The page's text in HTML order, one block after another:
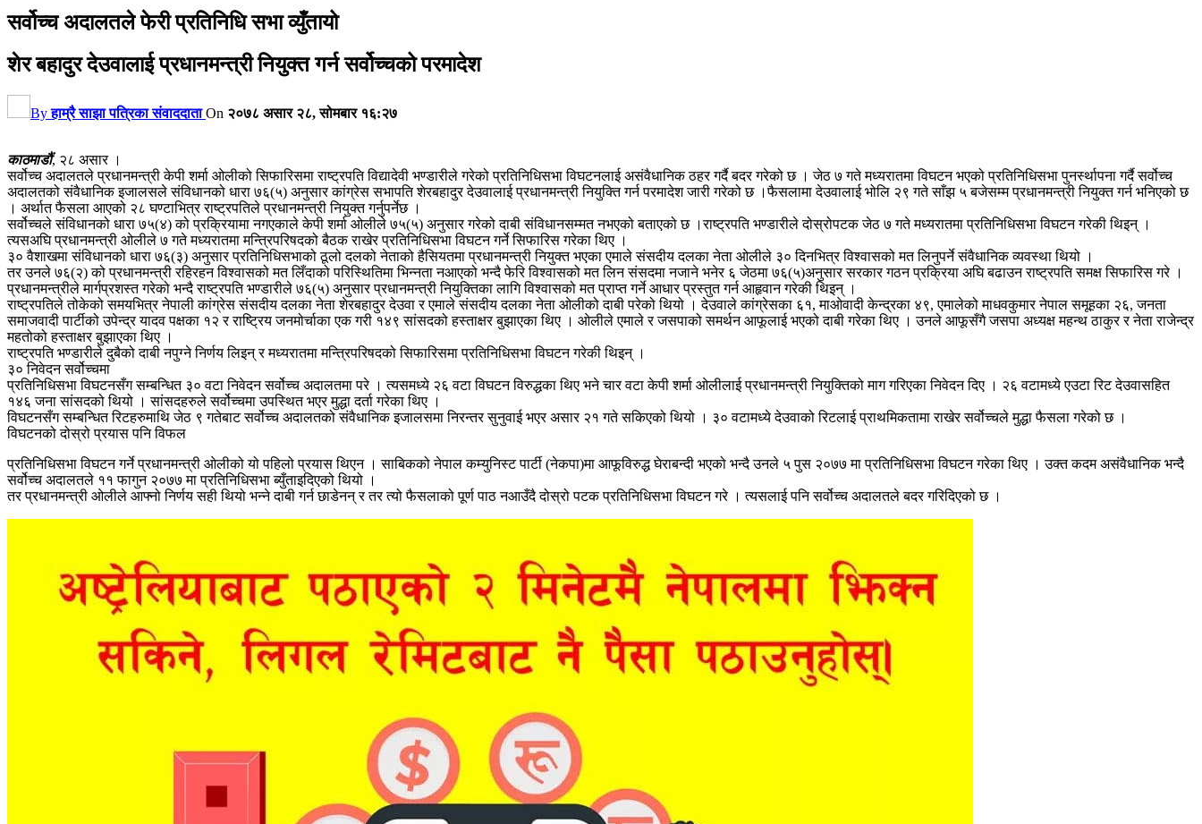
सर्वोच्च अदालतले फेरी प्रतिनिधि सभा व्युँतायो
शेर बहादुर देउवालाई प्रधानमन्त्री नियुक्त गर्न सर्वोच्चको परमादेश
Byहाम्रै साझा पत्रिका संवाददाता On २०७८ असार २८, सोमबार १६:२७
काठमाडौं, २८ असार ।
सर्वोच्च अदालतले प्रधानमन्त्री केपी शर्मा ओलीको सिफारिसमा राष्ट्रपति विद्यादेवी भण्डारीले गरेको प्रतिनिधिसभा विघटनलाई असंवैधानिक ठहर गर्दै बदर गरेको छ । जेठ ७ गते मध्यरातमा विघटन भएको प्रतिनिधिसभा पुनर्स्थापना गर्दै सर्वोच्च
अदालतको संवैधानिक इजालसले संविधानको धारा ७६(५) अनुसार कांग्रेस सभापति शेरबहादुर देउवालाई प्रधानमन्त्री नियुक्ति गर्न परमादेश जारी गरेको छ ।फैसलामा देउवालाई भोलि २९ गते साँझ ५ बजेसम्म प्रधानमन्त्री नियुक्त गर्न भनिएको छ
। अर्थात फैसला आएको २८ घण्टाभित्र राष्ट्रपतिले प्रधानमन्त्री नियुक्त गर्नुपर्नेछ ।
सर्वोच्चले संविधानको धारा ७५(४) को प्रक्रियामा नगएकाले केपी शर्मा ओलीले ७५(५) अनुसार गरेको दाबी संविधानसम्मत नभएको बताएको छ ।राष्ट्रपति भण्डारीले दोस्रोपटक जेठ ७ गते मध्यरातमा प्रतिनिधिसभा विघटन गरेकी थिइन् ।
त्यसअघि प्रधानमन्त्री ओलीले ७ गते मध्यरातमा मन्त्रिपरिषदको बैठक राखेर प्रतिनिधिसभा विघटन गर्ने सिफारिस गरेका थिए ।
३० वैशाखमा संविधानको धारा ७६(३) अनुसार प्रतिनिधिसभाको ठूलो दलको नेताको हैसियतमा प्रधानमन्त्री नियुक्त भएका एमाले संसदीय दलका नेता ओलीले ३० दिनभित्र विश्वासको मत लिनुपर्ने संवैधानिक व्यवस्था थियो ।
तर उनले ७६(२) को प्रधानमन्त्री रहिरहन विश्वासको मत लिँदाको परिस्थितिमा भिन्नता नआएको भन्दै फेरि विश्वासको मत लिन संसदमा नजाने भनेर ६ जेठमा ७६(५)अनुसार सरकार गठन प्रक्रिया अघि बढाउन राष्ट्रपति समक्ष सिफारिस गरे ।
प्रधानमन्त्रीले मार्गप्रशस्त गरेको भन्दै राष्ट्रपति भण्डारीले ७६(५) अनुसार प्रधानमन्त्री नियुक्तिका लागि विश्वासको मत प्राप्त गर्ने आधार प्रस्तुत गर्न आहृवान गरेकी थिइन् ।
राष्ट्रपतिले तोकेको समयभित्र नेपाली कांग्रेस संसदीय दलका नेता शेरबहादुर देउवा र एमाले संसदीय दलका नेता ओलीको दाबी परेको थियो । देउवाले कांग्रेसका ६१, माओवादी केन्द्रका ४९, एमालेको माधवकुमार नेपाल समूहका २६, जनता
समाजवादी पार्टीको उपेन्द्र यादव पक्षका १२ र राष्ट्रिय जनमोर्चाका एक गरी १४९ सांसदको हस्ताक्षर बुझाएका थिए । ओलीले एमाले र जसपाको समर्थन आफूलाई भएको दाबी गरेका थिए । उनले आफूसँगै जसपा अध्यक्ष महन्थ ठाकुर र नेता राजेन्द्र
महतोको हस्ताक्षर बुझाएका थिए ।
राष्ट्रपति भण्डारीले दुबैको दाबी नपुग्ने निर्णय लिइन् र मध्यरातमा मन्त्रिपरिषदको सिफारिसमा प्रतिनिधिसभा विघटन गरेकी थिइन् ।
३० निवेदन सर्वोच्चमा
प्रतिनिधिसभा विघटनसँग सम्बन्धित ३० वटा निवेदन सर्वोच्च अदालतमा परे । त्यसमध्ये २६ वटा विघटन विरुद्धका थिए भने चार वटा केपी शर्मा ओलीलाई प्रधानमन्त्री नियुक्तिको माग गरिएका निवेदन दिए । २६ वटामध्ये एउटा रिट देउवासहित
१४६ जना सांसदको थियो । सांसदहरुले सर्वोच्चमा उपस्थित भएर मुद्धा दर्ता गरेका थिए ।
विघटनसँग सम्बन्धित रिटहरुमाथि जेठ ९ गतेबाट सर्वोच्च अदालतको संवैधानिक इजालसमा निरन्तर सुनुवाई भएर असार २१ गते सकिएको थियो । ३० वटामध्ये देउवाको रिटलाई प्राथमिकतामा राखेर सर्वोच्चले मुद्धा फैसला गरेको छ ।
विघटनको दोस्रो प्रयास पनि विफल
प्रतिनिधिसभा विघटन गर्ने प्रधानमन्त्री ओलीको यो पहिलो प्रयास थिएन । साबिकको नेपाल कम्युनिस्ट पार्टी (नेकपा)मा आफूविरुद्ध घेराबन्दी भएको भन्दै उनले ५ पुस २०७७ मा प्रतिनिधिसभा विघटन गरेका थिए । उक्त कदम असंवैधानिक भन्दै
सर्वोच्च अदालतले ११ फागुन २०७७ मा प्रतिनिधिसभा ब्युँताइदिएको थियो ।
तर प्रधानमन्त्री ओलीले आफ्नो निर्णय सही थियो भन्ने दाबी गर्न छाडेनन् र तर त्यो फैसलाको पूर्ण पाठ नआउँदै दोस्रो पटक प्रतिनिधिसभा विघटन गरे । त्यसलाई पनि सर्वोच्च अदालतले बदर गरिदिएको छ ।